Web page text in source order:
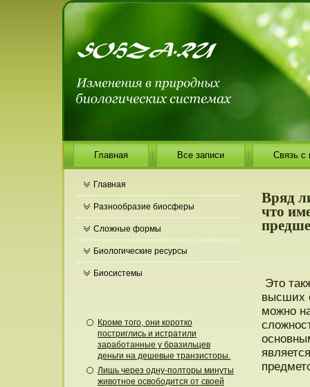
Главная Все записи Связь с
Главная
Разнообразие биосферы
Сложные формы
Биологические ресурсы
Биосистемы
Кроме того, они коротко
постриглись и истратили
заработанные у бразильцев
деньги на дешевые транзисторы.
Лишь через одну-полторы минуты
животное освободится от своей
Вряд
что
Этο
высших
можнο